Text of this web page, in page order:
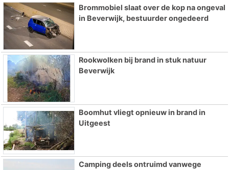
Brommobiel slaat over de kop na ongeval
in Beverwijk, bestuurder ongedeerd
Rookwolken bij brand in stuk natuur
Beverwijk
Boomhut vliegt opnieuw in brand in
Uitgeest
Camping deels ontruimd vanwege